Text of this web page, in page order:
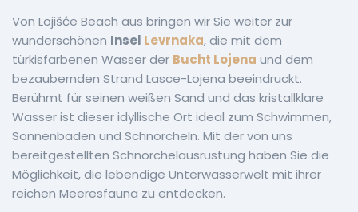
Von Lojišće Beach aus bringen wir Sie weiter zur
wunderschönen Insel Levrnaka, die mit dem
türkisfarbenen Wasser der Bucht Lojena und dem
bezaubernden Strand Lasce-Lojena beeindruckt.
Berühmt für seinen weißen Sand und das kristallklare
Wasser ist dieser idyllische Ort ideal zum Schwimmen,
Sonnenbaden und Schnorcheln. Mit der von uns
bereitgestellten Schnorchelausrüstung haben Sie die
Möglichkeit, die lebendige Unterwasserwelt mit ihrer
reichen Meeresfauna zu entdecken.